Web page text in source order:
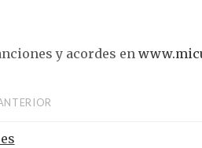
y acordes en